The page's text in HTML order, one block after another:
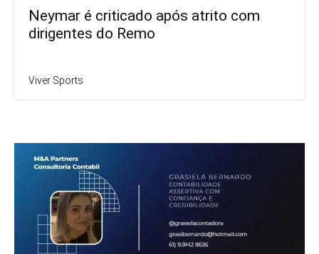
Neymar é criticado após atrito com
dirigentes do Remo
Viver Sports